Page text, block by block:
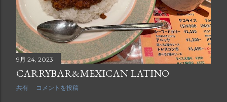
9月 24, 2023
CARRYBAR&MEXICAN LATINO
共有 コメントを投稿